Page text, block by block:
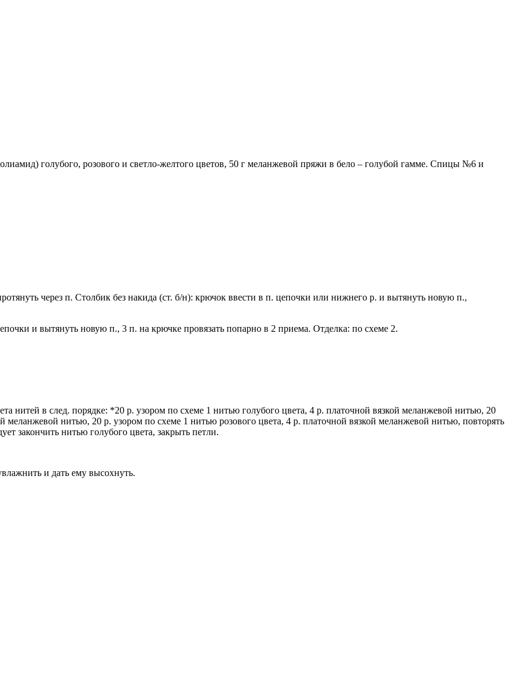
голубого, розового и светло-желтого цветов, 50 г меланжевой пряжи в бело – голубой гамме. Спицы №6 и
через п. Столбик без накида (ст. б/н): крючок ввести в п. цепочки или нижнего р. и вытянуть новую п.,
и вытянуть но­вую п., 3 п. на крючке провязать попарно в 2 приема. Отделка: по схеме 2.
нитей в след. по­рядке: *20 р. узором по схеме 1 нитью голубого цвета, 4 р. платочной вязкой меланжевой нитью, 20
меланжевой нитью, 20 р. узором по схеме 1 нитью розового цвета, 4 р. платочной вязкой ме­ланжевой нитью, повторять
закончить нитью голубого цвета, закрыть петли.
и дать ему высохнуть.